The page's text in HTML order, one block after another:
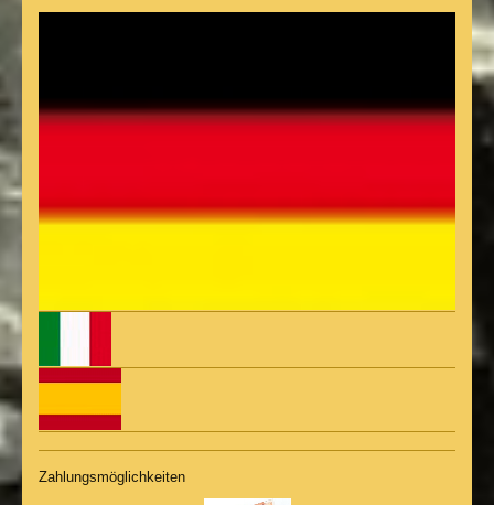
Zahlungsmöglichkeiten